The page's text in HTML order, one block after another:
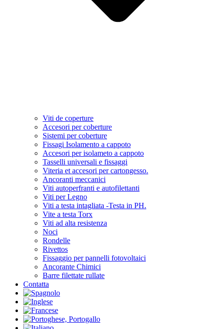
Viti de coperture
Accesori per coberture
Sistemi per coberture
Fissagi Isolamento a cappoto
Accesori per isolameto a cappoto
Tasselli universali e fissaggi
Viteria et accesori per cartongesso.
Ancoranti meccanici
Viti autoperfranti e autofilettanti
Viti per Legno
Viti a testa intagliata -Testa in PH.
Vite a testa Torx
Viti ad alta resistenza
Noci
Rondelle
Rivettos
Fissaggio per pannelli fotovoltaici
Ancorante Chimici
Barre filettate rullate
Contatta